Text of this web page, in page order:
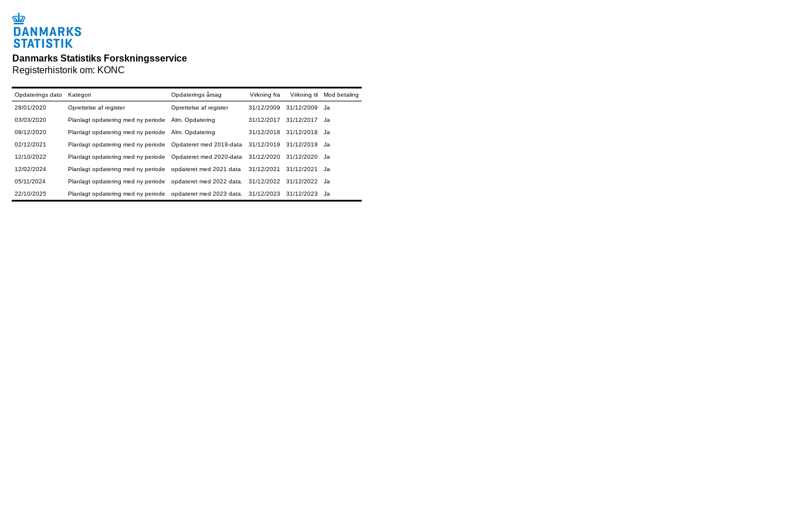
Danmarks Statistiks Forskningsservice
Registerhistorik om: KONC
Opdaterings dato Kategori Opdaterings årsag Virkning fra Virkning til
Mod betaling
28/01/2020
Oprettelse af register Oprettelse af register 31/12/2009 31/12/2009
Ja
03/03/2020
Planlagt opdatering med ny periode Alm. Opdatering 31/12/2017 31/12/2017
Ja
09/12/2020
Planlagt opdatering med ny periode Alm. Opdatering 31/12/2018 31/12/2018
Ja
02/12/2021
Planlagt opdatering med ny periode Opdateret med 2019-data 31/12/2019 31/12/2019
Ja
12/10/2022
Planlagt opdatering med ny periode Opdateret med 2020-data 31/12/2020 31/12/2020
Ja
12/02/2024
Planlagt opdatering med ny periode opdateret med 2021 data 31/12/2021 31/12/2021
Ja
05/11/2024
Planlagt opdatering med ny periode opdateret med 2022 data. 31/12/2022 31/12/2022
Ja
22/10/2025
Planlagt opdatering med ny periode opdateret med 2023 data. 31/12/2023 31/12/2023 Ja